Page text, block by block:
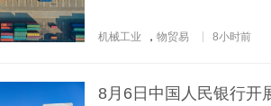
机械工业 ， 物贸易 8小时前
8月6日中国人民银行开